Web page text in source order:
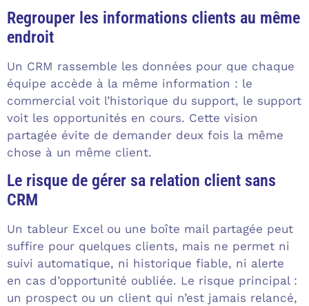
Regrouper les informations clients au même
endroit
Un CRM rassemble les données pour que chaque
équipe accède à la même information : le
commercial voit l’historique du support, le support
voit les opportunités en cours. Cette vision
partagée évite de demander deux fois la même
chose à un même client.
Le risque de gérer sa relation client sans
CRM
Un tableur Excel ou une boîte mail partagée peut
suffire pour quelques clients, mais ne permet ni
suivi automatique, ni historique fiable, ni alerte
en cas d’opportunité oubliée. Le risque principal :
un prospect ou un client qui n’est jamais relancé,